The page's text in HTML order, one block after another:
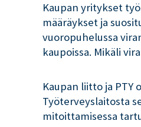
Kaupan yritykset
määräykset ja
vuoropuhelussa
kaupoissa. Mikäli
Kaupan liitto ja
Työterveyslaitosta
mitoittamisessa